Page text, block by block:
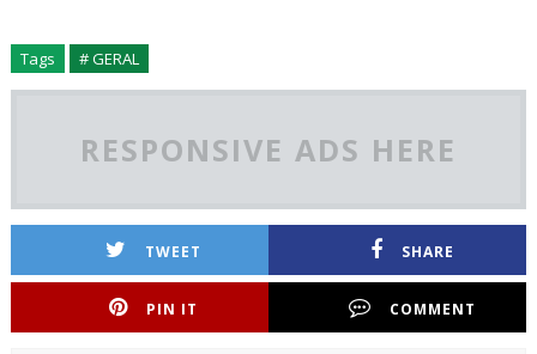
Tags # GERAL
RESPONSIVE ADS HERE
TWEET SHARE
PIN IT COMMENT